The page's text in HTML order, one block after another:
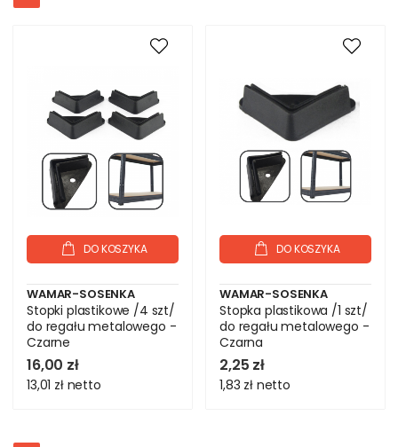
DO KOSZYKA
WAMAR-SOSENKA
Stopki plastikowe /4 szt/
do regału metalowego -
Czarne
16,00 zł
13,01 zł netto
DO KOSZYKA
WAMAR-SOSENKA
Stopka plastikowa /1 szt/
do regału metalowego -
Czarna
2,25 zł
1,83 zł netto